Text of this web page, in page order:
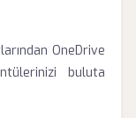
OneDrive
buluta